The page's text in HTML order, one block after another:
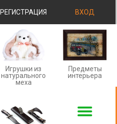
РЕГИСТРАЦИЯ ВХОД
Игрушки из
натурального
меха
Предметы
интерьера